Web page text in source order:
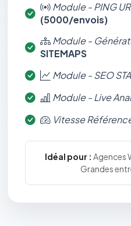
Module - PING
(5000/envois)
Module -
SITEMAPS
Module - SEO
Module - Live
Vitesse
Idéal pour : Agences
Grandes